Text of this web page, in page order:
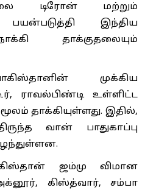
டிரோன் மற்றும்
இந்திய
தாக்குதலையும்
முக்கிய
ராவல்பிண்டி உள்ளிட்ட
தாக்கியுள்ளது. இதில்,
வான் பாதுகாப்பு
ஜம்மு விமான
கிஸ்த்வார், சம்பா